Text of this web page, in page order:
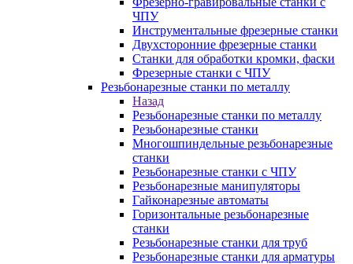
ЧПУ
Инструментальные фрезерные станки
Двухсторонние фрезерные станки
Станки для обработки кромки, фаски
Фрезерные станки с ЧПУ
Резьбонарезные станки по металлу
Назад
Резьбонарезные станки по металлу
Резьбонарезные станки
Многошпиндельные резьбонарезные
станки
Резьбонарезные станки с ЧПУ
Резьбонарезные манипуляторы
Гайконарезные автоматы
Горизонтальные резьбонарезные
станки
Резьбонарезные станки для труб
Резьбонарезные станки для арматуры